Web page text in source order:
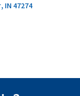
IN 47274